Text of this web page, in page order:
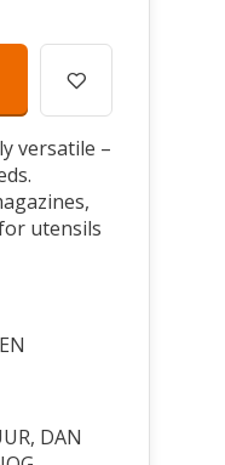
versatile –
utensils
DAN